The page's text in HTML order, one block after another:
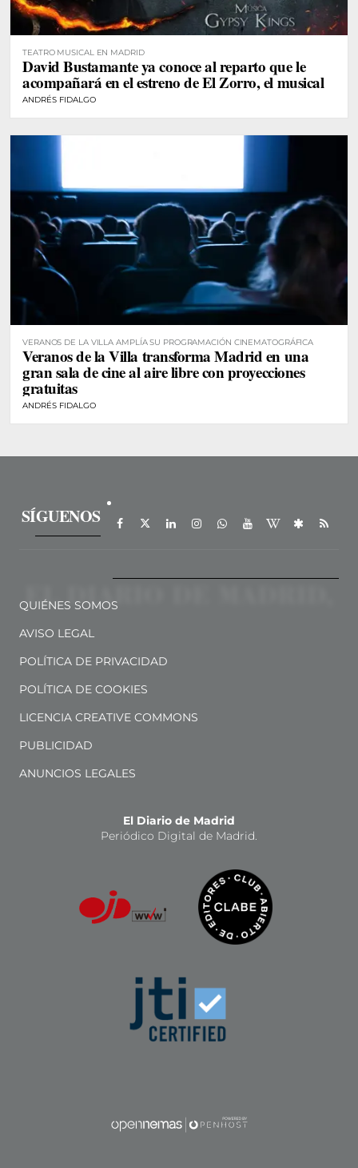
TEATRO MUSICAL EN MADRID
David Bustamante ya conoce al reparto que le
acompañará en el estreno de El Zorro, el musical
ANDRÉS FIDALGO
VERANOS DE LA VILLA AMPLÍA SU PROGRAMACIÓN CINEMATOGRÁFICA
Veranos de la Villa transforma Madrid en una
gran sala de cine al aire libre con proyecciones
gratuitas
ANDRÉS FIDALGO
SÍGUENOS
QUIÉNES SOMOS
AVISO LEGAL
POLÍTICA DE PRIVACIDAD
POLÍTICA DE COOKIES
LICENCIA CREATIVE COMMONS
PUBLICIDAD
ANUNCIOS LEGALES
El Diario de Madrid
Periódico Digital de Madrid.